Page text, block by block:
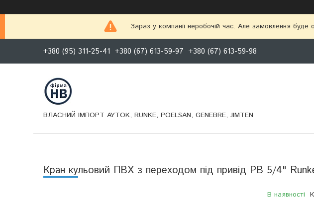
Зараз у компанії неробочій час. Але замовлення
+380 (95) 311-25-41 +380 (67) 613-59-97 +380 (67) 613-59-98
ВЛАСНИЙ ІМПОРТ AYTOK, RUNKE, POELSAN, GENEBRE, JIMTEN
Кран кульовий ПВХ з переходом під привід РВ 5/4"
В наявності